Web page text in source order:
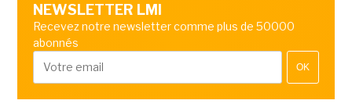
NEWSLETTER LMI
Recevez notre newsletter comme plus de 50000
abonnés
OK